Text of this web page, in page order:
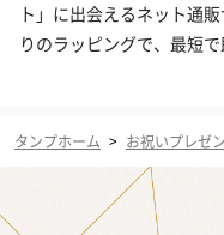
ト」に出会えるネット通
りのラッピングで、最短
タンプホーム > お祝いプレゼ